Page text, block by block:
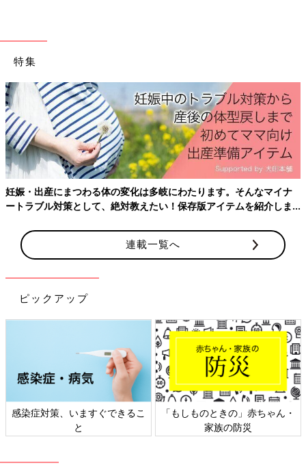
特集
妊娠・出産にまつわる体の変化は多岐にわたります。そんなマイナ
ートラブル対策として、絶対教えたい！保存版アイテムを紹介しま
連載一覧へ
ピックアップ
感染症対策、いますぐできるこ
と
「もしものときの」赤ちゃん・
家族の防災